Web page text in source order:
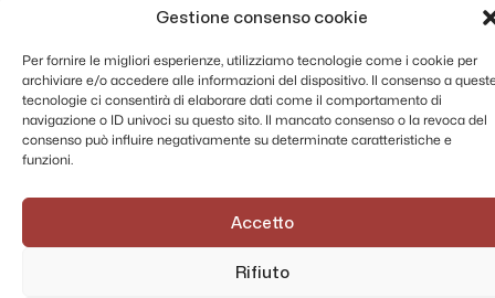
Gestione consenso cookie
Per fornire le migliori esperienze, utilizziamo tecnologie come i cookie per
archiviare e/o accedere alle informazioni del dispositivo. Il consenso a
tecnologie ci consentirà di elaborare dati come il comportamento di
navigazione o ID univoci su questo sito. Il mancato consenso o la revoca del
consenso può influire negativamente su determinate caratteristiche e
funzioni.
Accetto
Rifiuto